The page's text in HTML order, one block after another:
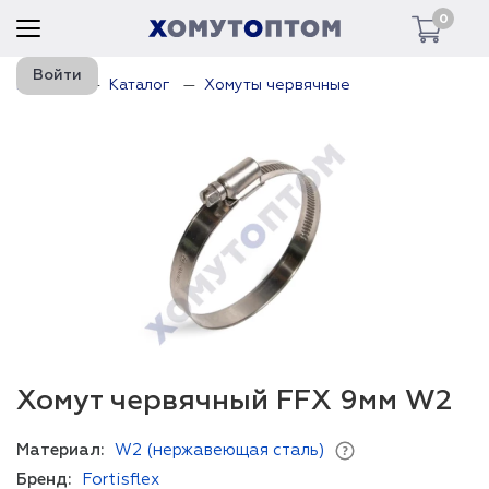
0
Войти
Главная Каталог Хомуты червячные
Хомут червячный FFX 9мм W2
Материал:
W2 (нержавеющая сталь)
Бренд:
Fortisflex